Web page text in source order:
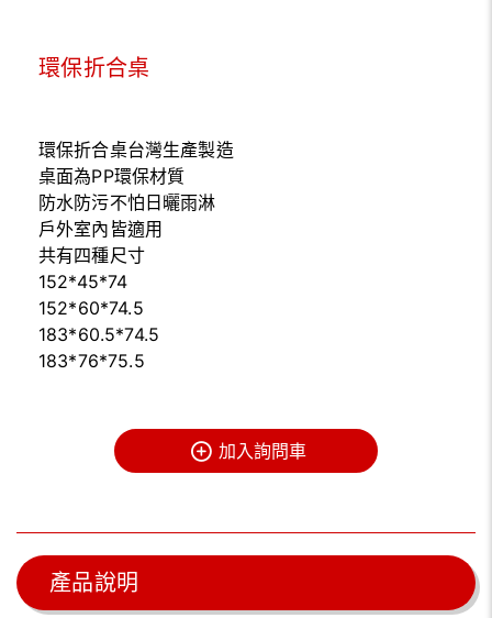
環保折合桌
環保折合桌台灣生產製造
桌面為PP環保材質
防水防污不怕日曬雨淋
戶外室內皆適用
共有四種尺寸
152*45*74
152*60*74.5
183*60.5*74.5
183*76*75.5
加入詢問車
產品說明